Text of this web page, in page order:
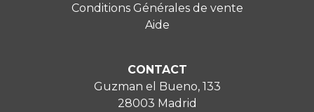
Conditions Générales de vente
Aide
CONTACT
Guzman el Bueno, 133
28003 Madrid